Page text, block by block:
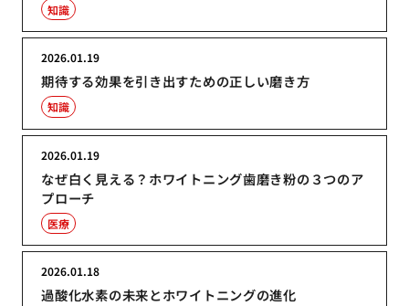
知識
期待する効果を引き出すための正しい磨き方
2026.01.19
知識
なぜ白く見える？ホワイトニング歯磨き粉の３つのア
プローチ
2026.01.19
医療
過酸化水素の未来とホワイトニングの進化
2026.01.18